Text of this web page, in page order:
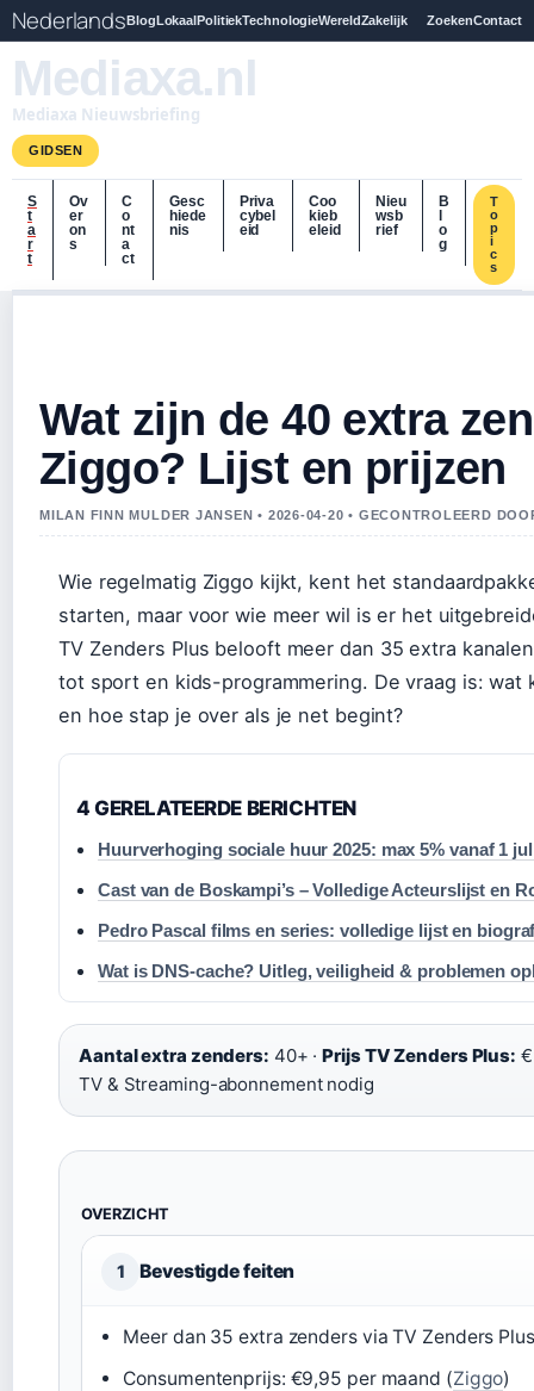
NederlandsBlogLokaalPolitiekTechnologieWereldZakelijk ZoekenContact
Mediaxa.nl
Mediaxa Nieuwsbriefing
GIDSEN
S
t
a
r
t
Ov
er
on
s
C
o
nt
a
ct
Gesc
hiede
nis
Priva
cybel
eid
Coo
kieb
eleid
Nieu
wsb
rief
B
o
g
T
o
p
i
c
s
Wat zijn de 40 extra
Ziggo? Lijst en prijzen
MILAN FINN MULDER JANSEN • 2026-04-20 • GECONTROLEERD
Wie regelmatig Ziggo kijkt, kent het
starten, maar voor wie meer wil is er het
TV Zenders Plus belooft meer dan 35 extra
tot sport en kids-programmering. De vraag is: wat
en hoe stap je over als je net begint?
4 GERELATEERDE BERICHTEN
Huurverhoging sociale huur 2025: max 5% vanaf 1
Cast van de Boskampi’s – Volledige Acteurslijst en
Pedro Pascal films en series: volledige lijst en
Wat is DNS-cache? Uitleg, veiligheid & problemen
Aantal extra zenders: 40+ ·Prijs TV Zenders Plus:
TV & Streaming-abonnement nodig
OVERZICHT
1 Bevestigde feiten
Meer dan 35 extra zenders via TV Zenders
Consumentenprijs: €9,95 per maand (Ziggo)